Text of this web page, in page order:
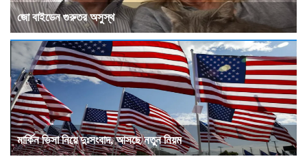
জো বাইডেন গুরুতর অসুস্থ
মার্কিন ভিসা নিয়ে দুঃসংবাদ, আসছে নতুন নিয়ম